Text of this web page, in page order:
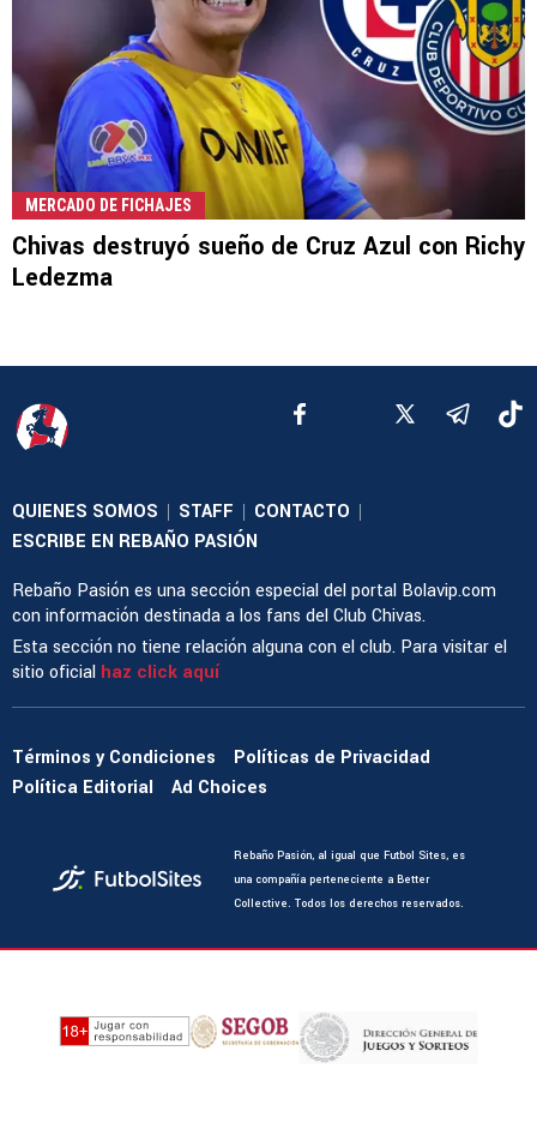
MERCADO DE FICHAJES
Chivas destruyó sueño de Cruz Azul con Richy
Ledezma
QUIENES SOMOS | STAFF | CONTACTO |
ESCRIBE EN REBAÑO PASIÓN
Rebaño Pasión es una sección especial del portal Bolavip.com
con información destinada a los fans del Club Chivas.
Esta sección no tiene relación alguna con el club. Para visitar el
sitio oficial haz click aquí
Términos y Condiciones
Políticas de Privacidad
Política Editorial
Ad Choices
Rebaño Pasión, al igual que Futbol Sites, es
una compañía perteneciente a Better
Collective. Todos los derechos reservados.